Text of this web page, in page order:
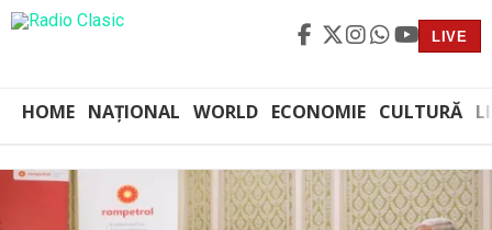
LIVE
HOME NAȚIONAL WORLD ECONOMIE CULTURĂ